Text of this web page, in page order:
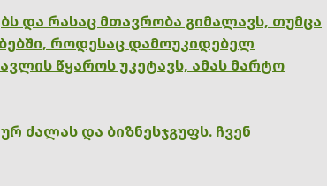
და რასაც მთავრობა გიმალავს, თუმცა
როდესაც დამოუკიდებელ
წყაროს უკეტავს, ამას მარტო
ძალას და ბიზნესჯგუფს. ჩვენ